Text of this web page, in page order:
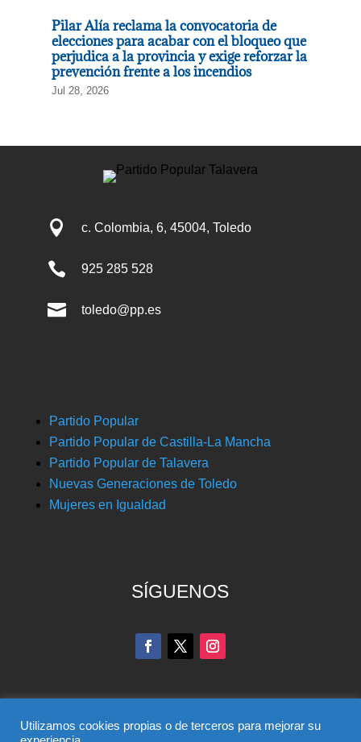
Pilar Alía reclama la convocatoria de
elecciones para acabar con el bloqueo que
perjudica a la provincia y exige reforzar la
prevención frente a los incendios
Jul 28, 2026
 c. Colombia, 6, 45004, Toledo
 925 285 528
 toledo@pp.es
Partido Popular
Partido Popular de Castilla-La Mancha
Partido Popular de Talavera
Nuevas Generaciones de Toledo
Mujeres en Igualdad
SÍGUENOS
Utilizamos cookies propias o de terceros para mejorar su